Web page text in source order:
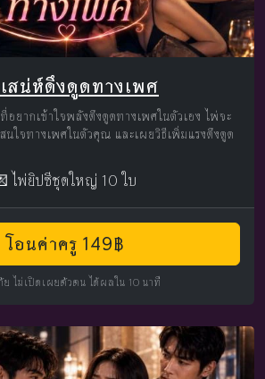
สน่ห์ดึงดูดทางเพศ
อยากเข้าใจพลังดึงดูดทางเพศในตัวเอง ไพ่จะ
นใจทางเพศในตัวคุณ และเผยวิธีเพิ่มแรงดึงดูด
ไพ่ยิปซีชุดใหญ่ 10 ใบ
โอนค่าครู 149฿
ไม่เปิดเผยตัวตน ได้ผลใน 10 นาที